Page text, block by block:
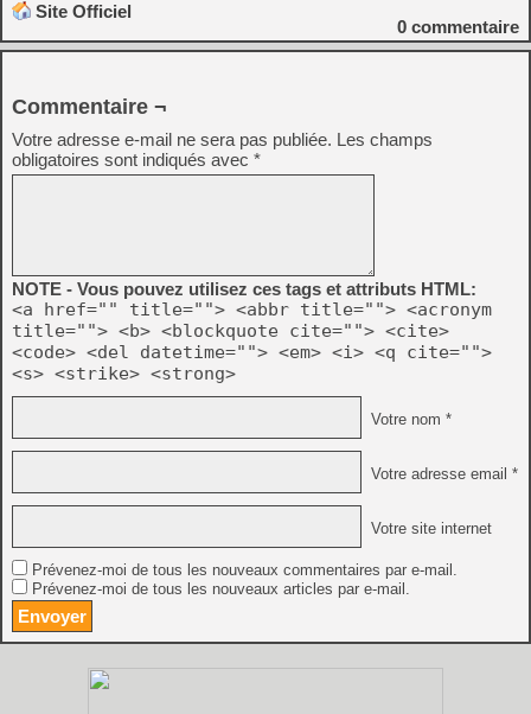
Site Officiel
0 commentaire
Commentaire ¬
Votre adresse e-mail ne sera pas publiée. Les champs
obligatoires sont indiqués avec *
NOTE - Vous pouvez utilisez ces tags et attributs HTML:
<a href="" title=""> <abbr title=""> <acronym
title=""> <b> <blockquote cite=""> <cite>
<code> <del datetime=""> <em> <i> <q cite="">
<s> <strike> <strong>
Votre nom *
Votre adresse email *
Votre site internet
Prévenez-moi de tous les nouveaux commentaires par e-mail.
Prévenez-moi de tous les nouveaux articles par e-mail.